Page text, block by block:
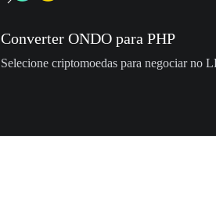
Converter ONDO para PHP
Selecione criptomoedas para negociar no